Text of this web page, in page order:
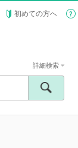
初めての方へ
詳細検索